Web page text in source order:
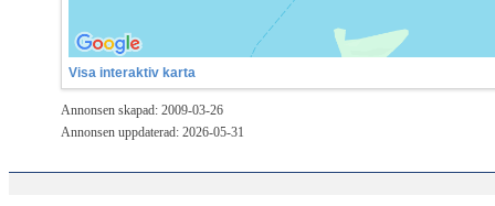
Visa interaktiv karta
Annonsen skapad: 2009-03-26
Annonsen uppdaterad: 2026-05-31